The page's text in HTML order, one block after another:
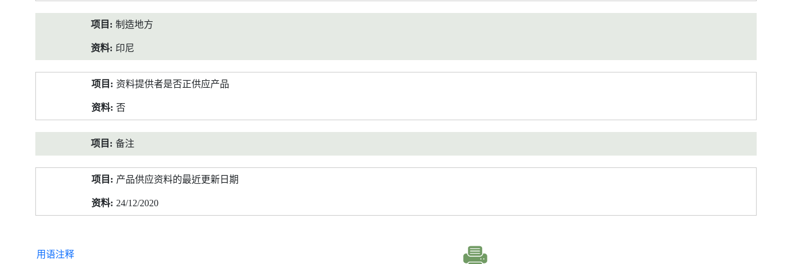
制造地方
印尼
资料提供者是否正供应产品
否
备注
产品供应资料的最近更新日期
24/12/2020
用语注释